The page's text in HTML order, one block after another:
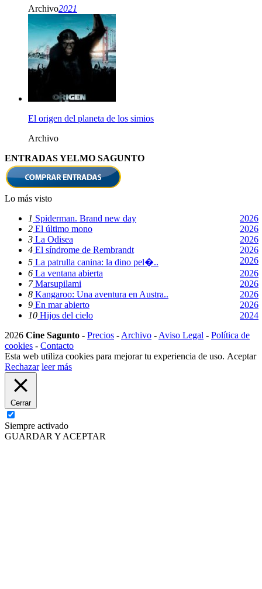
Archivo2021
El origen del planeta de los simios
Archivo
ENTRADAS YELMO SAGUNTO
Lo más visto
1 Spiderman. Brand new day
2026
2 El último mono
2026
3 La Odisea
2026
4 El síndrome de Rembrandt
2026
5 La patrulla canina: la dino pel�..
2026
6 La ventana abierta
2026
7Marsupilami
2026
8 Kangaroo: Una aventura en Austra..
2026
9 En mar abierto
2026
10 Hijos del cielo
2024
2026 Cine Sagunto - Precios - Archivo - Aviso Legal - Política de
cookies - Contacto
Esta web utiliza cookies para mejorar tu experiencia de uso. Aceptar
Rechazar leer más
Cerrar
Siempre activado
GUARDAR Y ACEPTAR